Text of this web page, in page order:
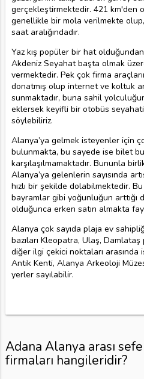
gerçekleştirmektedir. 421 km'den
genellikle bir mola verilmekte
saat aralığındadır.
Yaz kış popüler bir hat
Akdeniz Seyahat başta olmak
vermektedir. Pek çok firma
donatmış olup internet ve koltuk
sunmaktadır, buna sahil
eklersek keyifli bir otobüs
söylebiliriz.
Alanya’ya gelmek isteyenler için
bulunmakta, bu sayede ise bilet
karşılaşılmamaktadır. Bununla
Alanya’ya gelenlerin sayısında
hızlı bir şekilde dolabilmektedir.
bayramlar gibi yoğunluğun arttığı
olduğunca erken satın almakta
Alanya çok sayıda plaja ev
bazıları Kleopatra, Ulaş,
diğer ilgi çekici noktaları
Antik Kenti, Alanya Arkeoloji
yerler sayılabilir.
Adana Alanya arası
firmaları hangileridir?